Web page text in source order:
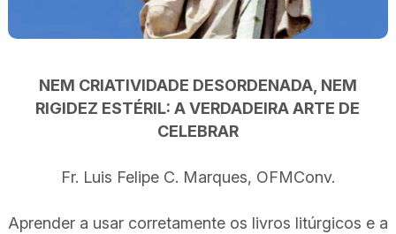
NEM CRIATIVIDADE DESORDENADA, NEM
RIGIDEZ ESTÉRIL: A VERDADEIRA ARTE DE
CELEBRAR
Fr. Luis Felipe C. Marques, OFMConv.
Aprender a usar corretamente os livros litúrgicos e a